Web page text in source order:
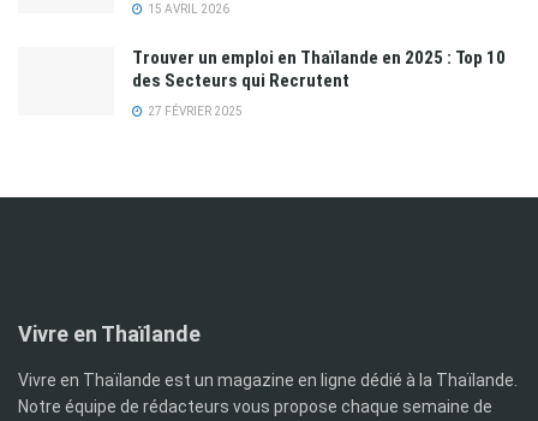
15 AVRIL 2026
Trouver un emploi en Thaïlande en 2025 : Top 10
des Secteurs qui Recrutent
27 FÉVRIER 2025
Vivre en Thaïlande
Vivre en Thaïlande est un magazine en ligne dédié à la Thaïlande.
Notre équipe de rédacteurs vous propose chaque semaine de